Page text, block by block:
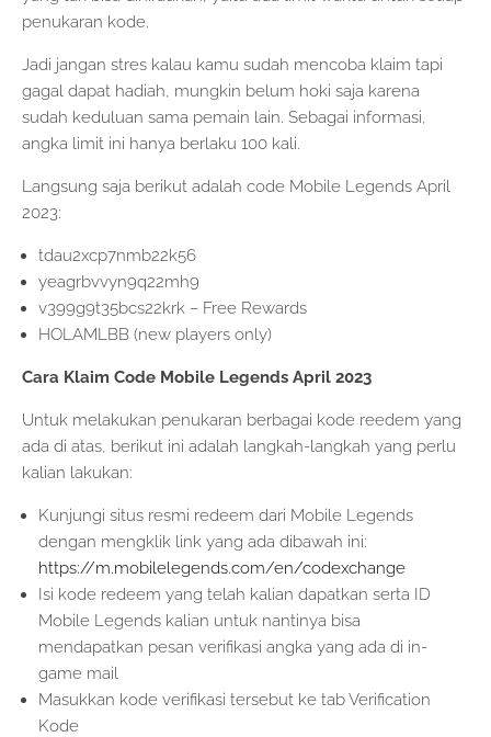
penukaran kode.
Jadi jangan stres kalau kamu sudah mencoba klaim tapi
gagal dapat hadiah, mungkin belum hoki saja karena
sudah keduluan sama pemain lain. Sebagai informasi,
angka limit ini hanya berlaku 100 kali.
Langsung saja berikut adalah code Mobile Legends April
2023:
tdau2xcp7nmb22k56
yeagrbvvyn9q22mh9
v399g9t35bcs22krk – Free Rewards
HOLAMLBB (new players only)
Cara Klaim Code Mobile Legends April 2023
Untuk melakukan penukaran berbagai kode reedem yang
ada di atas, berikut ini adalah langkah-langkah yang perlu
kalian lakukan:
Kunjungi situs resmi redeem dari Mobile Legends
dengan mengklik link yang ada dibawah ini:
https://m.mobilelegends.com/en/codexchange
Isi kode redeem yang telah kalian dapatkan serta ID
Mobile Legends kalian untuk nantinya bisa
mendapatkan pesan verifikasi angka yang ada di in-
game mail
Masukkan kode verifikasi tersebut ke tab Verification
Kode